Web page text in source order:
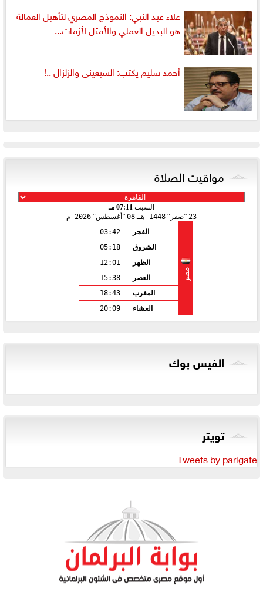
علاء عبد النبي: النموذج المصري لتأهيل العمالة
هو البديل العملي والأمثل لأزمات...
أحمد سليم يكتب: السبعينى والزلزال ..!
مواقيت الصلاة
السبت 07:11 مـ
23
صفر 1448 هـ 08 أغسطس 2026 م
مصر
الفجر
03:42
الشروق
05:18
الظهر
12:01
العصر
15:38
المغرب
18:43
العشاء
20:09
الفيس بوك
تويتر
Tweets by parlgate